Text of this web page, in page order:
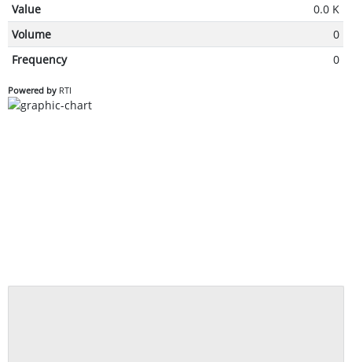
Value
0.0 K
Volume
0
Frequency
0
Powered by RTI